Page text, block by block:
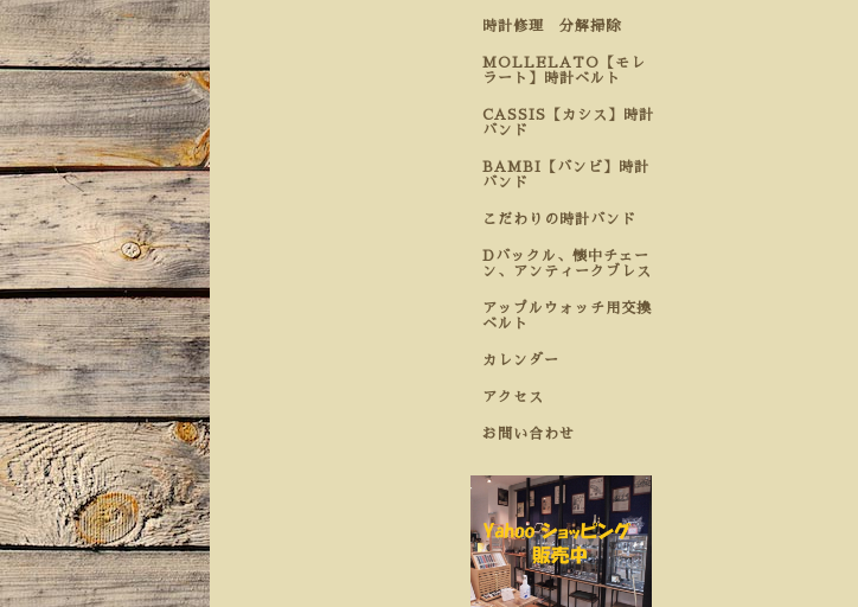
時計修理 分解掃除
MOLLELATO【モレ
ラート】時計ベルト
CASSIS【カシス】時計
バンド
BAMBI【バンビ】時計
バンド
こだわりの時計バンド
Dバックル、懐中チェー
ン、アンティークブレス
アップルウォッチ用交換
ベルト
カレンダー
アクセス
お問い合わせ